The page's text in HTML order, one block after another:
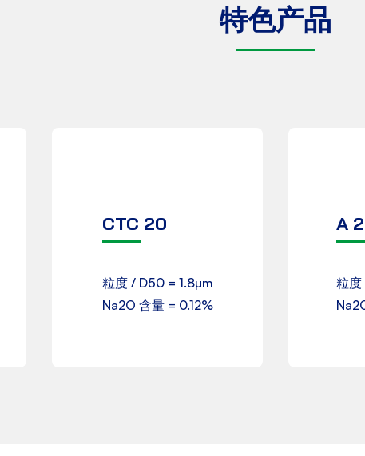
特色产品
CTC 20
粒度 / D50 = 1.8µm
Na2O 含量 = 0.12%
产品数据表
下载
A
粒